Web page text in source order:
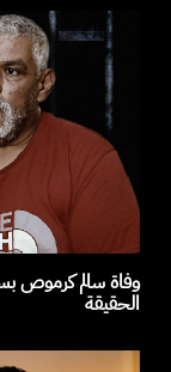
وفاة سالم كرموص
الحقيقة